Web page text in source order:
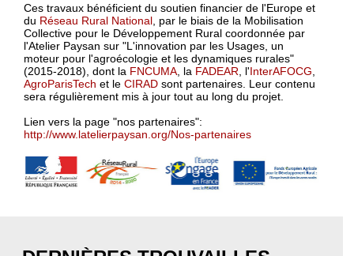
Ces travaux bénéficient du soutien financier de l'Europe et
du Réseau Rural National, par le biais de la Mobilisation
Collective pour le Développement Rural coordonnée par
l'Atelier Paysan sur "L'innovation par les Usages, un
moteur pour l'agroécologie et les dynamiques rurales"
(2015-2018), dont la FNCUMA, la FADEAR, l'InterAFOCG,
AgroParisTech et le CIRAD sont partenaires. Leur contenu
sera régulièrement mis à jour tout au long du projet.
Lien vers la page "nos partenaires":
http://www.latelierpaysan.org/Nos-partenaires